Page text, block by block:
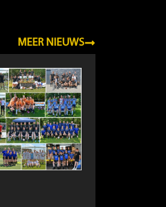
MEER NIEUWS